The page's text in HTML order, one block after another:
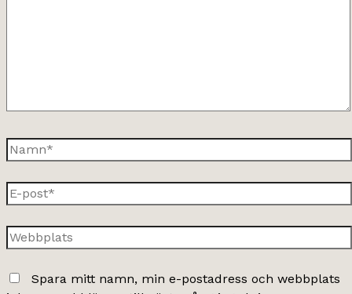
Namn*
E-
post*
Webbplats
Spara mitt namn, min e-postadress och webbplats